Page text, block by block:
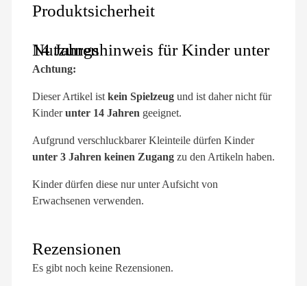
Produktsicherheit
Nutzungshinweis für Kinder unter 14 Jahren
Achtung:
Dieser Artikel ist kein Spielzeug und ist daher nicht für
Kinderunter 14 Jahren geeignet.
Aufgrund verschluckbarer Kleinteile dürfen Kinder
unter 3 Jahren keinen Zugang zu den Artikeln haben.
Kinder dürfen diese nur unter Aufsicht von
Erwachsenen verwenden.
Rezensionen
Es gibt noch keine Rezensionen.